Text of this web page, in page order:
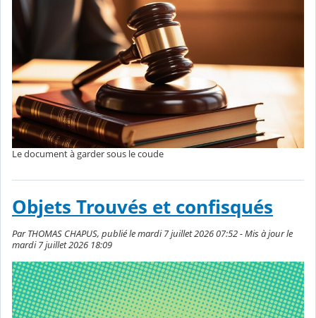
Le document à garder sous le coude
Objets Trouvés et confisqués
Par THOMAS CHAPUS, publié le mardi 7 juillet 2026 07:52 - Mis à jour le
mardi 7 juillet 2026 18:09